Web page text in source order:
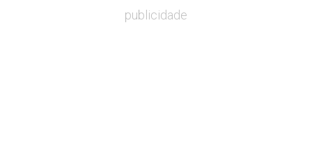
publicidade